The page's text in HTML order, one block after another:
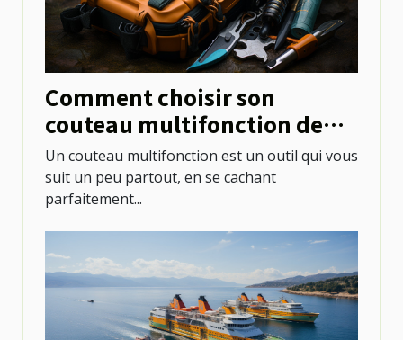
Comment choisir son
couteau multifonction de
camping ?
Un couteau multifonction est un outil qui vous
suit un peu partout, en se cachant
parfaitement...